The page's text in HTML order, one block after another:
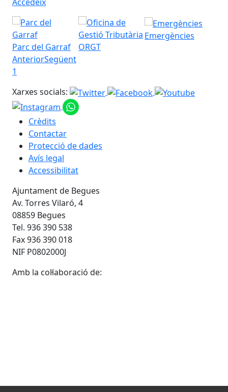
Parc del Garraf ORGT
Emergències
AnteriorSegüent
1
Xarxes socials:
Crèdits
Contactar
Protecció de dades
Avís legal
Accessibilitat
Ajuntament de Begues
Av. Torres Vilaró, 4
08859 Begues
Tel. 936 390 538
Fax 936 390 018
NIF P0802000J
Amb la col·laboració de: